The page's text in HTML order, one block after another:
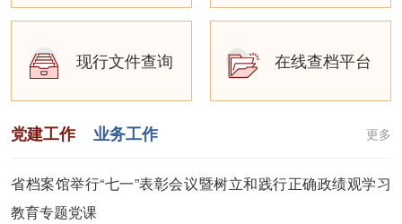
现行文件查询 在线查档平台
党建工作 业务工作 更多
省档案馆举行“七一”表彰会议暨树立和践行正确政绩观学习
教育专题党课